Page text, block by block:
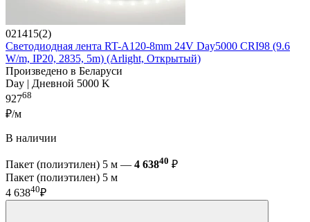
021415(2)
Светодиодная лента RT-A120-8mm 24V Day5000 CRI98 (9.6
W/m, IP20, 2835, 5m) (Arlight, Открытый)
Произведено в Беларуси
Day | Дневной 5000 K
92768
₽/м
В наличии
Пакет (полиэтилен) 5 м — 4 63840 ₽
Пакет (полиэтилен) 5 м
4 63840₽